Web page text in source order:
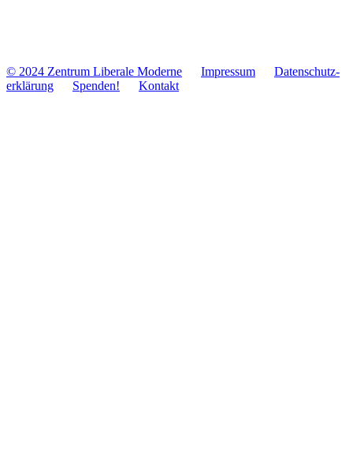
© 2024 Zentrum Libe­rale Moderne Impres­sum
Daten­schutz­
er­klä­rung
Spenden! Kontakt